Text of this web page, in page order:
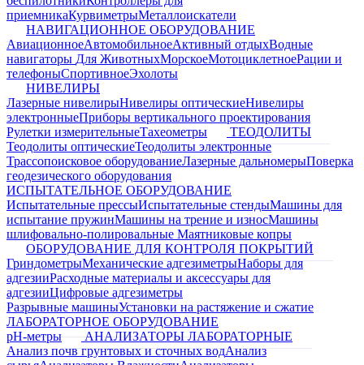
приемникаКурвиметрыМеталлоискатели
НАВИГАЦИОННОЕ ОБОРУДОВАНИЕ
АвиационноеАвтомобильноеАктивный отдыхВодные
навигаторы Для ЖивотныхМорскоеМотоциклетноеРации и
телефоныСпортивноеЭхолоты
НИВЕЛИРЫ
Лазерные нивелирыНивелиры оптическиеНивелиры
электронныеПриборы вертикального проектирования
Рулетки измерительныеТахеометры
ТЕОДОЛИТЫ
Теодолиты оптическиеТеодолиты электронные
Трассопоисковое оборудованиеЛазерные дальномерыПоверка
геодезического оборудования
ИСПЫТАТЕЛЬНОЕ ОБОРУДОВАНИЕ
Испытательные прессыИспытательные стендыМашины для
испытание пружинМашины на трение и износМашины
шлифовально-полировальные Маятниковые копры
ОБОРУДОВАНИЕ ДЛЯ КОНТРОЛЯ ПОКРЫТИЙ
ГриндометрыМеханические адгезиметрыНаборы для
адгезииРасходные материалы и аксессуары для
адгезииЦифровые адгезиметры
Разрывные машиныУстановки на растяжение и сжатие
ЛАБОРАТОРНОЕ ОБОРУДОВАНИЕ
pH-метры
АНАЛИЗАТОРЫ ЛАБОРАТОРНЫЕ
Анализ почв грунтовых и сточных водАнализ